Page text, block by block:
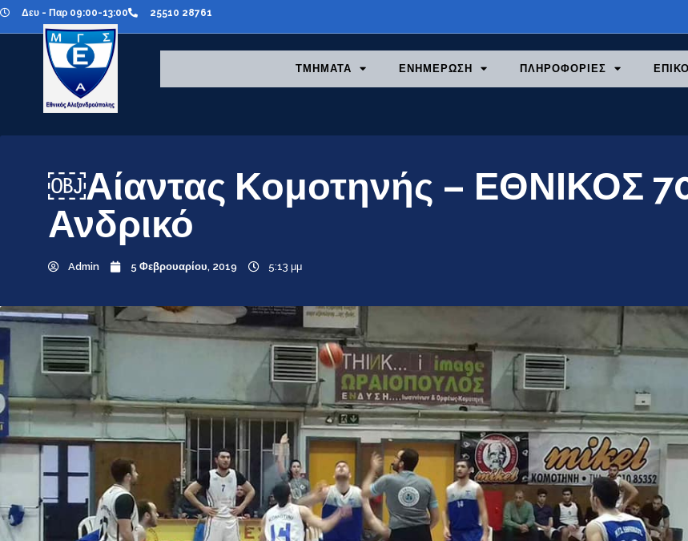
Δευ - Παρ 09:00-13:00 25510 28761
ΤΜΗΜΑΤΑ ΕΝΗΜΕΡΩΣΗ ΠΛΗΡΟΦΟΡΙΕΣ
￼Αίαντας Κομοτηνής – ΕΘΝΙΚΟΣ
Ανδρικό
Admin 5 Φεβρουαρίου, 2019 5:13 μμ